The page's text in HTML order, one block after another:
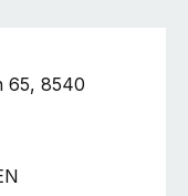
65, 8540